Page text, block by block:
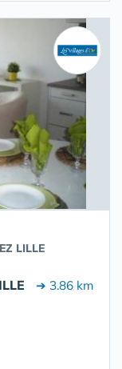
LILLE
➔ 3.86 km